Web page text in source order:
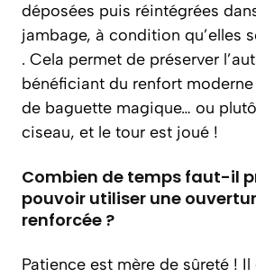
déposées puis réintégrées
jambage, à condition qu’elles
. Cela permet de préserver
bénéficiant du renfort
de baguette magique… ou
ciseau, et le tour est joué !
Combien de temps faut-il
pouvoir utiliser une
renforcée ?
Patience est mère de sûreté !